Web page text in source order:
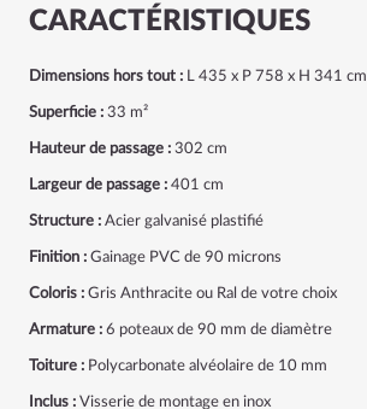
CARACTÉRISTIQUES
Dimensions hors tout : L 435 x P 758 x H 341 cm
Superficie : 33 m²
Hauteur de passage : 302 cm
Largeur de passage : 401 cm
Structure : Acier galvanisé plastifié
Finition : Gainage PVC de 90 microns
Coloris : Gris Anthracite ou Ral de votre choix
Armature : 6 poteaux de 90 mm de diamètre
Toiture : Polycarbonate alvéolaire de 10 mm
Inclus : Visserie de montage en inox